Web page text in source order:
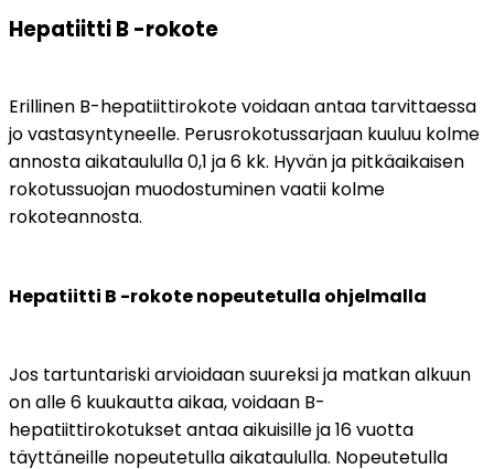
Hepatiitti B -rokote
Erillinen B-hepatiittirokote voidaan antaa tarvittaessa
jo vastasyntyneelle. Perusrokotussarjaan kuuluu kolme
annosta aikataululla 0,1 ja 6 kk. Hyvän ja pitkäaikaisen
rokotussuojan muodostuminen vaatii kolme
rokoteannosta.
Hepatiitti B -rokote nopeutetulla ohjelmalla
Jos tartuntariski arvioidaan suureksi ja matkan alkuun
on alle 6 kuukautta aikaa, voidaan B-
hepatiittirokotukset antaa aikuisille ja 16 vuotta
täyttäneille nopeutetulla aikataululla. Nopeutetulla